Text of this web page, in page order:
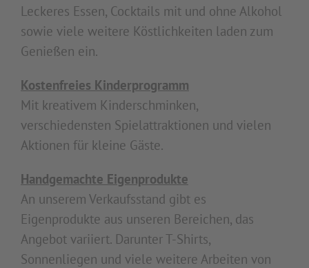
Leckeres Essen, Cocktails mit und ohne Alkohol
sowie viele weitere Köstlichkeiten laden zum
Genießen ein.
Kostenfreies Kinderprogramm
Mit kreativem Kinderschminken,
verschiedensten Spielattraktionen und vielen
Aktionen für kleine Gäste.
Handgemachte Eigenprodukte
An unserem Verkaufsstand gibt es
Eigenprodukte aus unseren Bereichen, das
Angebot variiert. Darunter T-Shirts,
Sonnenliegen und viele weitere Arbeiten von